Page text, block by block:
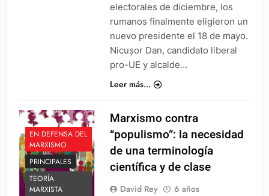
electorales de diciembre, los
rumanos finalmente eligieron un
nuevo presidente el 18 de mayo.
Nicușor Dan, candidato liberal
pro-UE y alcalde…
Leer más...
EN DEFENSA DEL
MARXISMO
PRINCIPALES
TEORÍA
MARXISTA
Marxismo contra
“populismo”: la necesidad
de una terminología
científica y de clase
David Rey
6 años